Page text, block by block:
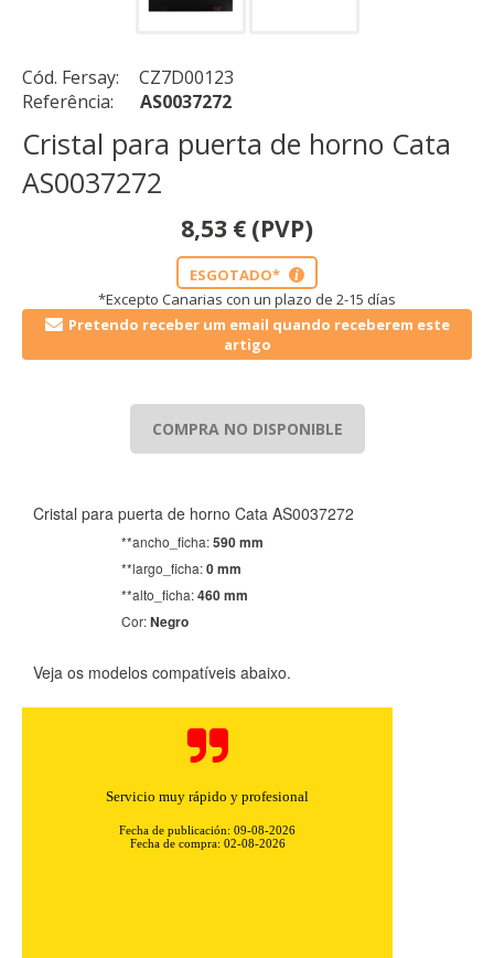
Cód. Fersay:
CZ7D00123
Referência:
AS0037272
Cristal para puerta de horno Cata
AS0037272
8,53 € (PVP)
ESGOTADO* i
*Excepto Canarias con un plazo de 2-15 días
Pretendo receber um email quando receberem este
artigo
COMPRA NO DISPONIBLE
Cristal para puerta de horno Cata AS0037272
**ancho_ficha:590 mm
**largo_ficha:0 mm
**alto_ficha:460 mm
Cor:Negro
Veja os modelos compatíveis abaixo.
Servicio muy rápido y profesional
Fecha de publicación: 09-08-2026
Fecha de compra: 02-08-2026
CONFIGURACIÓN DE COOKIES
HABILITAR TODO
Estas cookies son necesarias para que el sitio web
Puede configurar su navegador para bloquear o alertar